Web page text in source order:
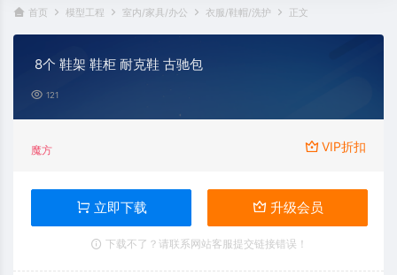
首页 模型工程 室内/家具/办公 衣服/鞋帽/洗护 正文
8个 鞋架 鞋柜 耐克鞋 古驰包
121
魔方 VIP折扣
立即下载 升级会员
下载不了？请联系网站客服提交链接错误！